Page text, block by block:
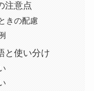
注意点
きの配慮
と使い分け